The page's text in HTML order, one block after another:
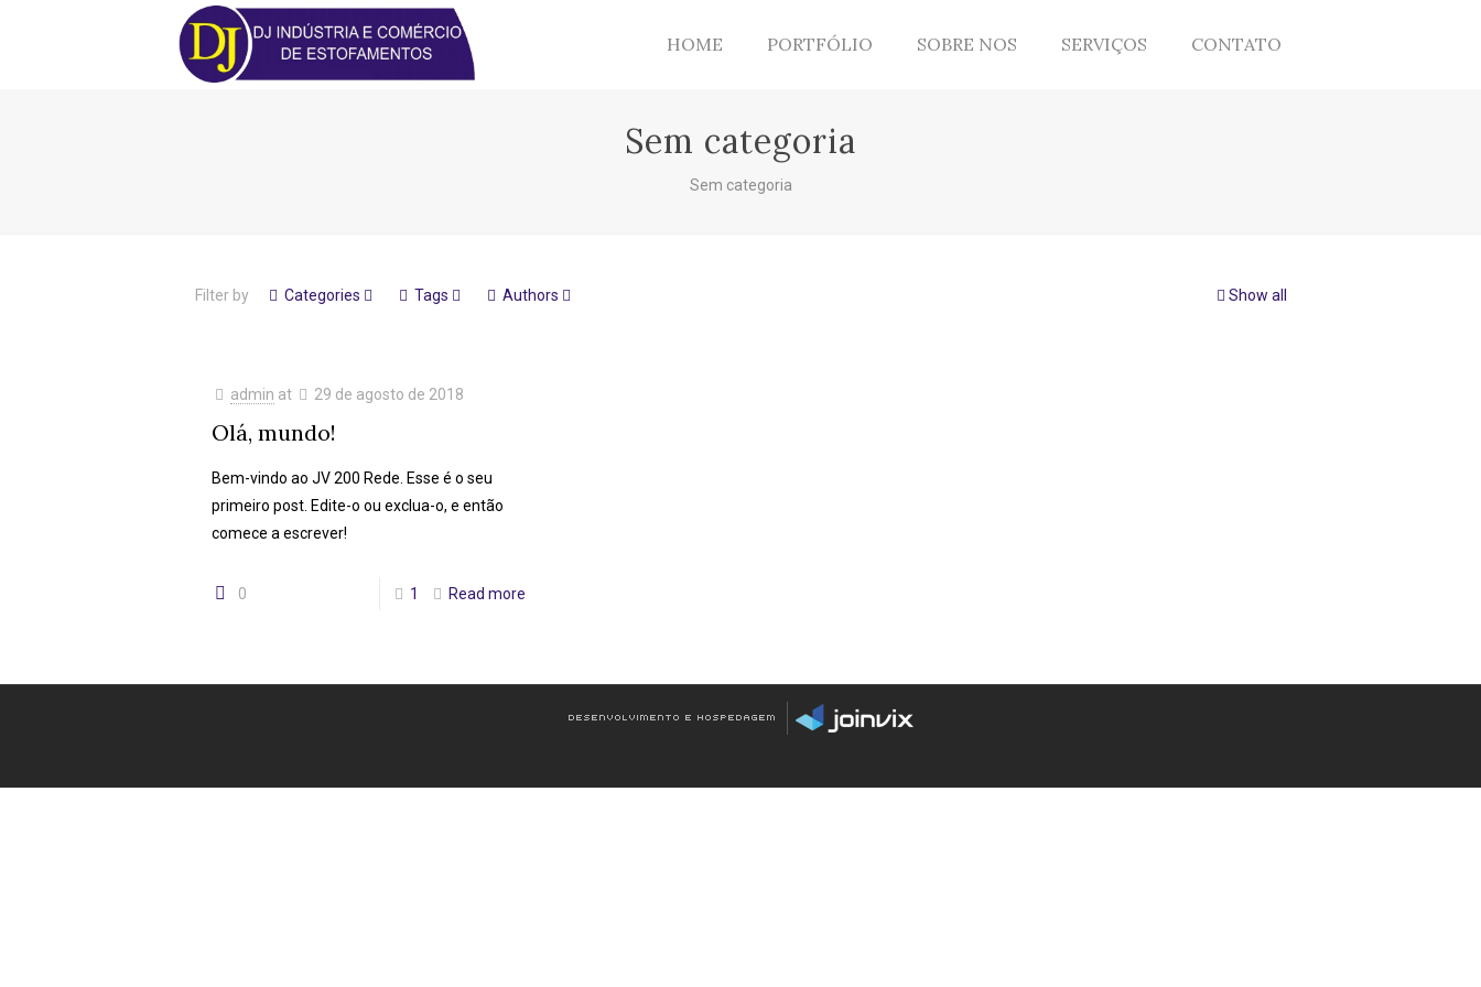
HOME PORTFÓLIO SOBRE NOS SERVIÇOS CONTATO
Sem categoria
Sem categoria
Filter by Categories Tags Authors Show all
admin at 29 de agosto de 2018
Olá, mundo!
Bem-vindo ao JV 200 Rede. Esse é o seu
primeiro post. Edite-o ou exclua-o, e então
comece a escrever!
0 1 Read more